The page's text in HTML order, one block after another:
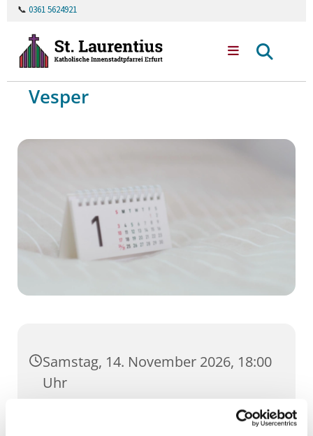
📞 0361 5624921
Vesper
Samstag, 14. November 2026, 18:00
Uhr
Dom, Domstufen 1, 99084 Erfurt